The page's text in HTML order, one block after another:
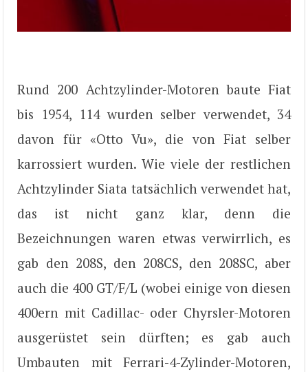
Rund 200 Achtzylinder-Motoren baute Fiat
bis 1954, 114 wurden selber verwendet, 34
davon für «Otto Vu», die von Fiat selber
karrossiert wurden. Wie viele der restlichen
Achtzylinder Siata tatsächlich verwendet hat,
das ist nicht ganz klar, denn die
Bezeichnungen waren etwas verwirrlich, es
gab den 208S, den 208CS, den 208SC, aber
auch die 400 GT/F/L (wobei einige von diesen
400ern mit Cadillac- oder Chyrsler-Motoren
ausgerüstet sein dürften; es gab auch
Umbauten mit Ferrari-4-Zylinder-Motoren,